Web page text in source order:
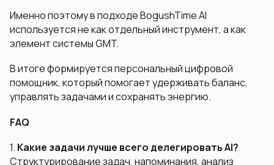
Именно поэтому в подходе BogushTime AI
используется не как отдельный инструмент, а как
элемент системы GMT.
В итоге формируется персональный цифровой
помощник, который помогает удерживать баланс,
управлять задачами и сохранять энергию.
FAQ
1. Какие задачи лучше всего делегировать AI?
Структурирование задач, напоминания, анализ